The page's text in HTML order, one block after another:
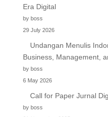
Era Digital
by boss
29 July 2026
Undangan Menulis
Business, Management,
by boss
6 May 2026
Call for Paper Jurnal
by boss